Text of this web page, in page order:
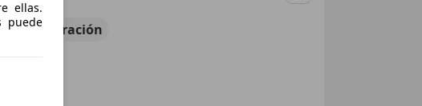
comparación
ellas.
puede